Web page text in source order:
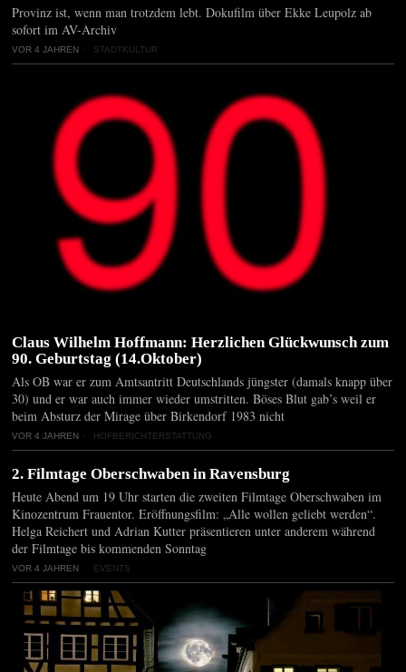
Provinz ist, wenn man trotzdem lebt. Dokufilm über Ekke Leupolz ab
sofort im AV-Archiv
VOR 4 JAHREN STADTKULTUR
Claus Wilhelm Hoffmann: Herzlichen Glückwunsch zum
90. Geburtstag (14.Oktober)
Als OB war er zum Amtsantritt Deutschlands jüngster (damals knapp über
30) und er war auch immer wieder umstritten. Böses Blut gab’s weil er
beim Absturz der Mirage über Birkendorf 1983 nicht
VOR 4 JAHREN HOFBERICHTERSTATTUNG
2. Filmtage Oberschwaben in Ravensburg
Heute Abend um 19 Uhr starten die zweiten Filmtage Oberschwaben im
Kinozentrum Frauentor. Eröffnungsfilm: „Alle wollen geliebt werden“.
Helga Reichert und Adrian Kutter präsentieren unter anderem während
der Filmtage bis kommenden Sonntag
VOR 4 JAHREN EVENTS